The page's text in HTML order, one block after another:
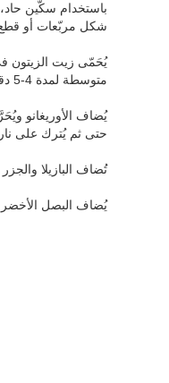
باستخدام سكّين
شكل مربّعات أو قطع
يُحَمّى زيت الزيتون
متوسطة لمدة 4-5 دقائق أو حتى تنضج قطع الكالاماري ويتبخّر الماء.
يُضاف الأوريغانو
حتى ثم يُترك على نار
تُضاف البازيلا والجزر ويُترَك
يُضاف البصل الأخضر